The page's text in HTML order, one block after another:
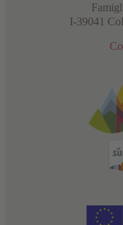
I-39041